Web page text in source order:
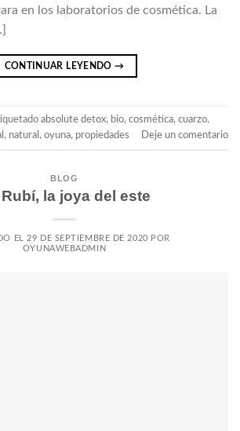
en los laboratorios de cosmética. La
CONTINUAR LEYENDO→
absolute detox, bio, cosmética, cuarzo,
, natural , oyuna, propiedades Deje un comentario
BLOG
la joya del este
EL29 DE SEPTIEMBRE DE 2020 POR
OYUNAWEBADMIN